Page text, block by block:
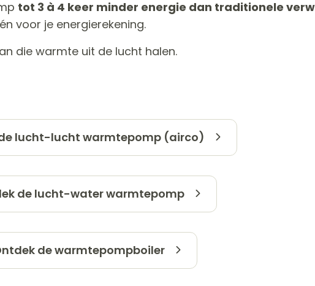
tot 3 à 4 keer minder energie dan traditionele
voor je energierekening.
die warmte uit de lucht halen.
lucht-lucht warmtepomp (airco)
de lucht-water warmtepomp
de warmtepompboiler